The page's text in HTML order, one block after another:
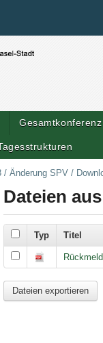
/ Änderung SPV /
Dateien
Downloads
Typ Titel
Dateien exportieren